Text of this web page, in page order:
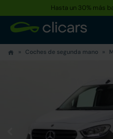
Hasta un 30% más
Coches de segunda mano